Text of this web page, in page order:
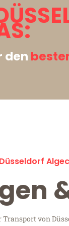
den
Transport von